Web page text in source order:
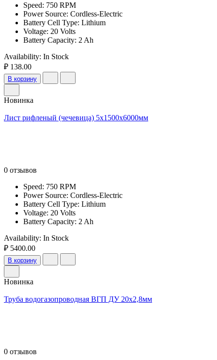
Speed: 750 RPM
Power Source: Cordless-Electric
Battery Cell Type: Lithium
Voltage: 20 Volts
Battery Capacity: 2 Ah
Availability: In Stock
₽ 138.00
В корзину
Новинка
Лист рифленый (чечевица) 5х1500х6000мм
0 отзывов
Speed: 750 RPM
Power Source: Cordless-Electric
Battery Cell Type: Lithium
Voltage: 20 Volts
Battery Capacity: 2 Ah
Availability: In Stock
₽ 5400.00
В корзину
Новинка
Труба водогазопроводная ВГП ДУ 20х2,8мм
0 отзывов